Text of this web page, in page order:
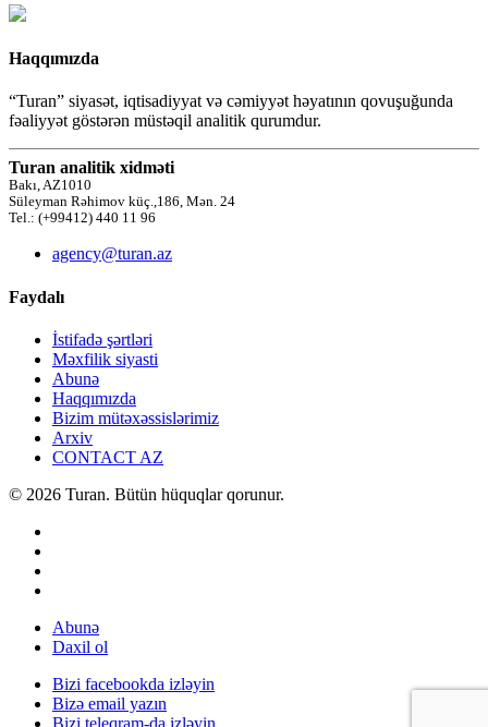
Haqqımızda
“Turan” siyasət, iqtisadiyyat və cəmiyyət həyatının qovuşuğunda
fəaliyyət göstərən müstəqil analitik qurumdur.
Turan analitik xidməti
Bakı, AZ1010
Süleyman Rəhimov küç.,186, Mən. 24
Tel.: (+99412) 440 11 96
agency@turan.az
Faydalı
İstifadə şərtləri
Məxfilik siyasti
Abunə
Haqqımızda
Bizim mütəxəssislərimiz
Arxiv
CONTACT AZ
© 2026 Turan. Bütün hüquqlar qorunur.
Abunə
Daxil ol
Bizi facebookda izləyin
Bizə email yazın
Bizi teleqram-da izləyin